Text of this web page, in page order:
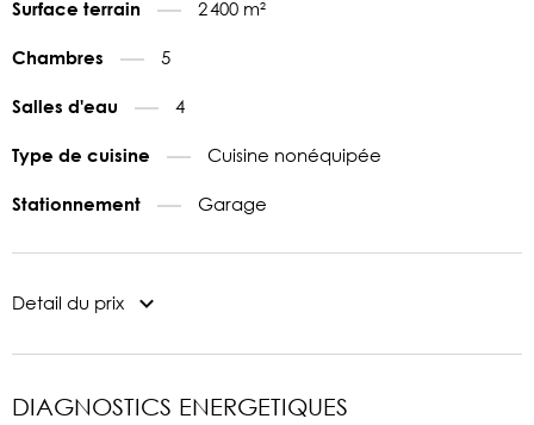
Surface terrain 2 400 m²
Chambres 5
Salles d'eau 4
Type de cuisine Cuisine nonéquipée
Stationnement Garage
Detail du prix
DIAGNOSTICS ENERGETIQUES